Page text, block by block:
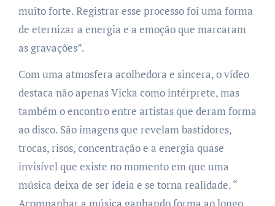
muito forte. Registrar esse processo foi uma forma
de eternizar a energia e a emoção que marcaram
as gravações”.
Com uma atmosfera acolhedora e sincera, o vídeo
destaca não apenas Vicka como intérprete, mas
também o encontro entre artistas que deram forma
ao disco. São imagens que revelam bastidores,
trocas, risos, concentração e a energia quase
invisível que existe no momento em que uma
música deixa de ser ideia e se torna realidade. “